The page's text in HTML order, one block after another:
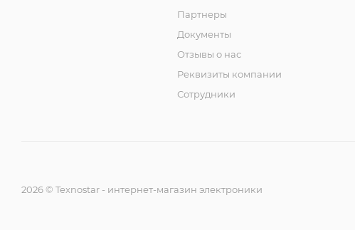
Партнеры
Документы
Отзывы о нас
Реквизиты компании
Сотрудники
2026© Texnostar - интернет-магазин электроники